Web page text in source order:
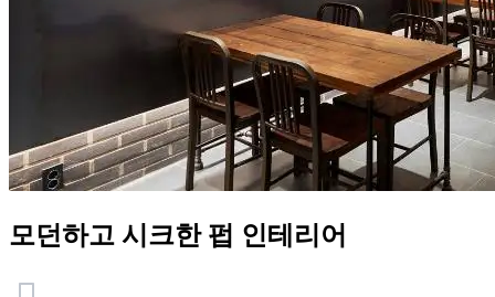
모던하고 시크한 펍 인테리어